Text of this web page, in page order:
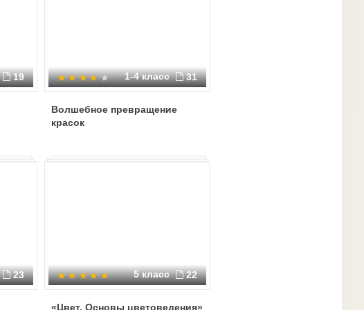
19 1-4 класс 31
Волшебное превращение
красок
23 5 класс 22
«Цвет. Основы цветоведения»